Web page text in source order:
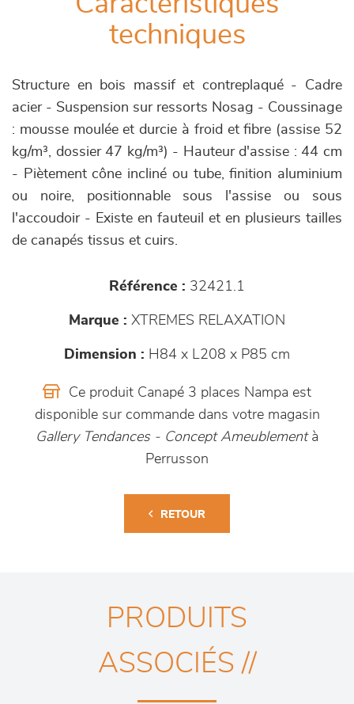
techniques
Structure en bois massif et contreplaqué - Cadre
acier - Suspension sur ressorts Nosag - Coussinage
: mousse moulée et durcie à froid et fibre (assise 52
kg/m³, dossier 47 kg/m³) - Hauteur d'assise : 44 cm
- Piètement cône incliné ou tube, finition aluminium
ou noire, positionnable sous l'assise ou sous
l'accoudoir - Existe en fauteuil et en plusieurs tailles
de canapés tissus et cuirs.
Référence : 32421.1
Marque : XTREMES RELAXATION
Dimension : H84 x L208 x P85 cm
Ce produit Canapé 3 places Nampa est
disponible sur commande dans votre magasin
Gallery Tendances - Concept Ameublement à
Perrusson
RETOUR
PRODUITS
ASSOCIÉS //